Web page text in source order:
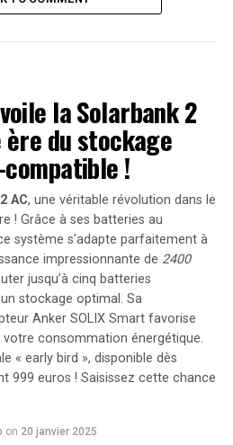
; l’acétate d’ulipristal oral
prescription ; et le dispositif
de l’isotretinoïne ne
comme sexuellement
des recherches montrant
eu des relations sexuelles.
devraient se voir prescrire
en tant que solution de
une certaine
la CU, beaucoup de
pilule abortive. « C’est un
C’est une
enceinte, cela n’affectera
la SPD, Sheilagh Maguiness,
et de pédiatrie à
la Solarbank 2
ère du stockage
!
AC, une véritable révolution dans le
! Grâce à ses batteries au
système s’adapte parfaitement à
impressionnante de 2400
jusqu’à cinq batteries
stockage optimal. Sa
Anker SOLIX Smart favorise
consommation énergétique.
« early bird », disponible dès
999 euros ! Saisissez cette chance
on 20 janvier 2025